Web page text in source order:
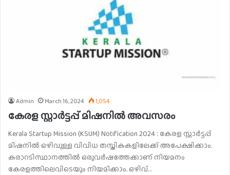
Admin March 16, 2024 1,054
കേരള സ്റ്റാർട്ടപ്പ് മിഷനിൽ അവസരം
Kerala Startup Mission (KSUM) Notification 2024 : കേരള സ്റ്റാർട്ടപ്പ്
മിഷനിൽ ഒഴിവുള്ള വിവിധ തസ്തികകളിലേക്ക് അപേക്ഷിക്കാം.
കരാറടിസ്ഥാനത്തിൽ ഒരുവർഷത്തേക്കാണ് നിയമനം
കേരളത്തിലെവിടെയും നിയമിക്കാം. ഒഴിവ്…